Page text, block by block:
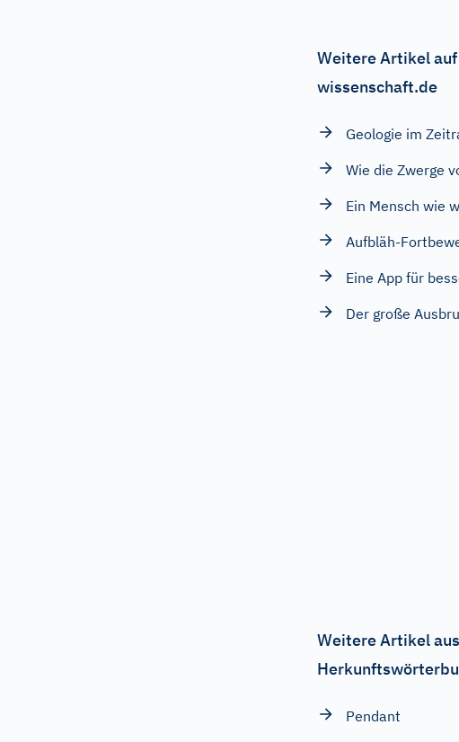
Weitere Artikel auf
wissenschaft.de
Geologie im
Wie die Zwerge
Ein Mensch wie
Aufbläh-
Eine App für
Der große
Weitere Artikel
Pendant